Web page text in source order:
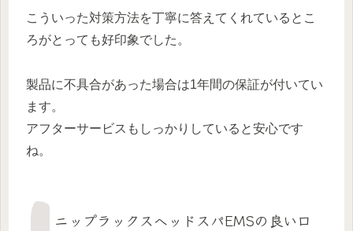
こういった対策方法を丁寧に答えてくれているとこ
ろがとっても好印象でした。
製品に不具合があった場合は1年間の保証が付いてい
ます。
アフターサービスもしっかりしていると安心です
ね。
ニップラックスヘッドスパEMSの良い口